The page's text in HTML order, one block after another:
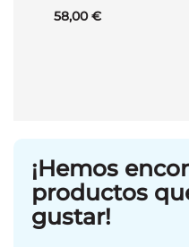
58,00 €
¡Hemos
productos
gustar!